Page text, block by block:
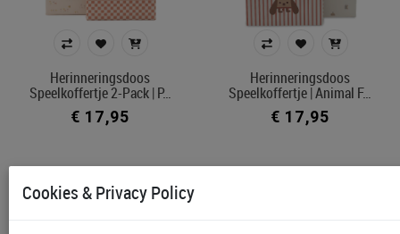
Herinneringsdoos
Speelkoffertje 2-Pack | P…
€ 17,95
Herinneringsdoos
Speelkoffertje | Animal F…
€ 17,95
Cookies & Privacy Policy